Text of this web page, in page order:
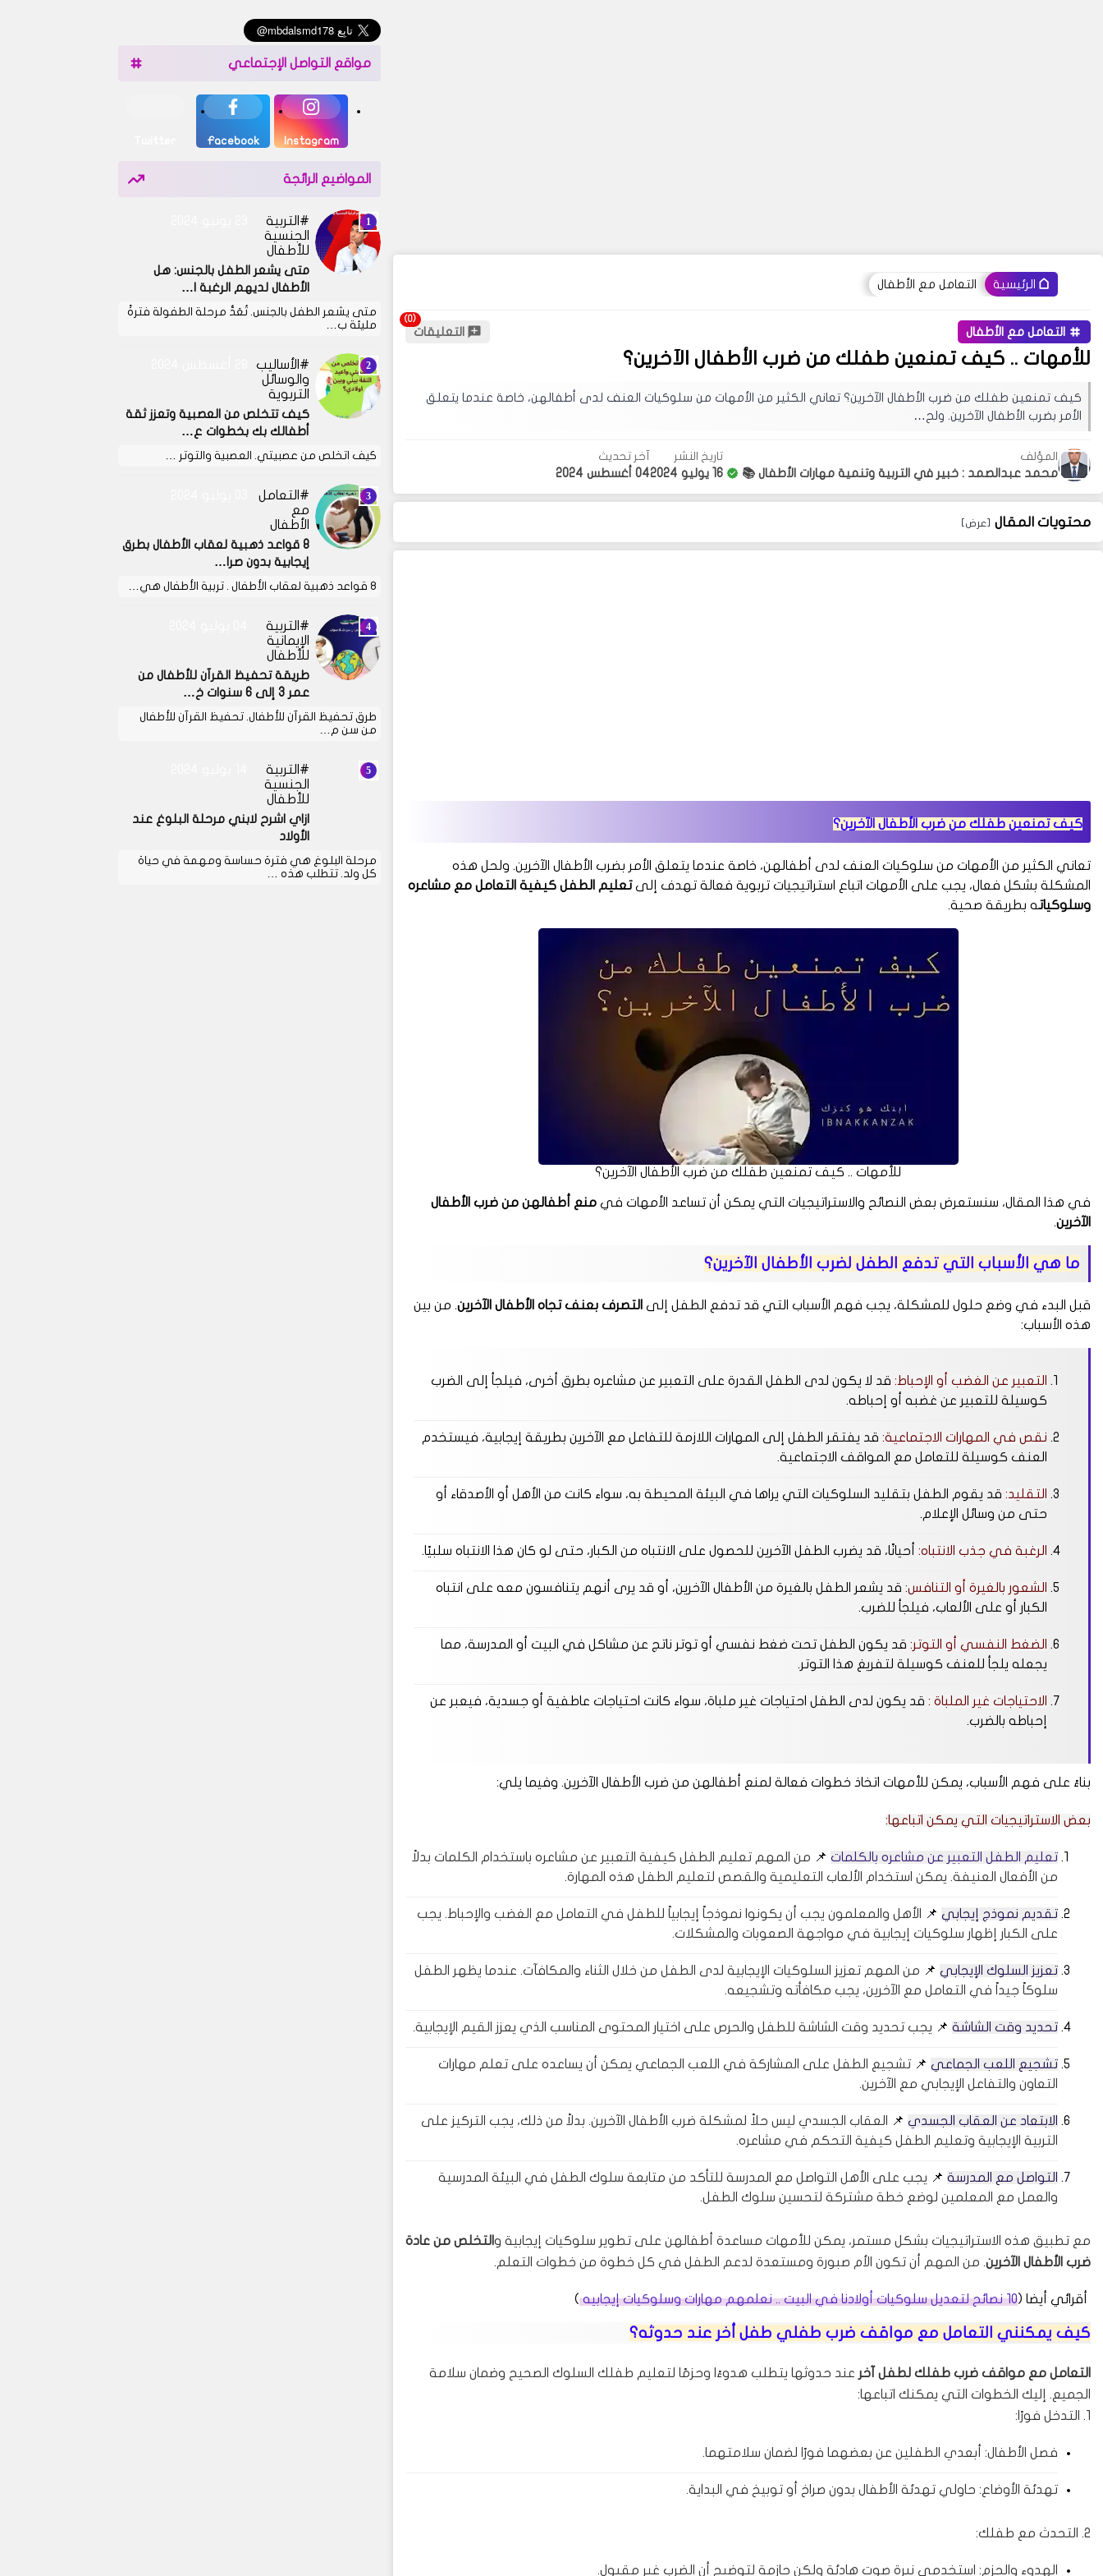
الرئيسية التعامل مع الأطفال
التعامل مع الأطفال التعليقات
للأمهات .. كيف تمنعين طفلك من ضرب الأطفال الآخرين؟
كيف تمنعين طفلك من ضرب الأطفال الآخرين؟ تعاني الكثير من الأمهات من سلوكيات العنف لدى أطفالهن، خاصة عندما يتعلق
الأمر بضرب الأطفال الآخرين. ولح…
المؤلف
محمد عبدالصمد : خبير في التربية وتنمية مهارات الأطفال 📚
تاريخ النشر
16 يوليو 2024
آخر تحديث
04 أغسطس 2024
محتويات المقال
كيف تمنعين طفلك من ضرب الأطفال الآخرين؟
تعاني الكثير من الأمهات من سلوكيات العنف لدى أطفالهن، خاصة عندما يتعلق الأمر بضرب الأطفال الآخرين. ولحل هذه
المشكلة بشكل فعال، يجب على الأمهات اتباع استراتيجيات تربوية فعالة تهدف إلىتعليم الطفل كيفية التعامل مع مشاعره
وسلوكياته بطريقة صحية.
للأمهات .. كيف تمنعين طفلك من ضرب الأطفال الآخرين؟
في هذا المقال، سنستعرض بعض النصائح والاستراتيجيات التي يمكن أن تساعد الأمهات في منع أطفالهن من ضرب الأطفال
الآخرين.
ما هي الأسباب التي تدفع الطفل لضرب الأطفال الآخرين؟
قبل البدء في وضع حلول للمشكلة، يجب فهم الأسباب التي قد تدفع الطفل إلى التصرف بعنف تجاه الأطفال الآخرين. من بين
هذه الأسباب:
التعبير عن الغضب أو الإحباط: قد لا يكون لدى الطفل القدرة على التعبير عن مشاعره بطرق أخرى، فيلجأ إلى الضرب
كوسيلة للتعبير عن غضبه أو إحباطه.
نقص في المهارات الاجتماعية: قد يفتقر الطفل إلى المهارات اللازمة للتفاعل مع الآخرين بطريقة إيجابية، فيستخدم
العنف كوسيلة للتعامل مع المواقف الاجتماعية.
التقليد: قد يقوم الطفل بتقليد السلوكيات التي يراها في البيئة المحيطة به، سواء كانت من الأهل أو الأصدقاء أو
حتى من وسائل الإعلام.
الرغبة في جذب الانتباه: أحيانًا، قد يضرب الطفل الآخرين للحصول على الانتباه من الكبار، حتى لو كان هذا الانتباه سلبيًا.
الشعور بالغيرة أو التنافس: قد يشعر الطفل بالغيرة من الأطفال الآخرين، أو قد يرى أنهم يتنافسون معه على انتباه
الكبار أو على الألعاب، فيلجأ للضرب.
الضغط النفسي أو التوتر: قد يكون الطفل تحت ضغط نفسي أو توتر ناتج عن مشاكل في البيت أو المدرسة، مما
يجعله يلجأ للعنف كوسيلة لتفريغ هذا التوتر.
الاحتياجات غير الملباة : قد يكون لدى الطفل احتياجات غير ملباة، سواء كانت احتياجات عاطفية أو جسدية، فيعبر عن
إحباطه بالضرب.
بناءً على فهم الأسباب، يمكن للأمهات اتخاذ خطوات فعالة لمنع أطفالهن من ضرب الأطفال الآخرين. وفيما يلي:
بعض الاستراتيجيات التي يمكن اتباعها:
تعليم الطفل التعبير عن مشاعره بالكلمات 📌 من المهم تعليم الطفل كيفية التعبير عن مشاعره باستخدام الكلمات بدلاً
من الأفعال العنيفة. يمكن استخدام الألعاب التعليمية والقصص لتعليم الطفل هذه المهارة.
تقديم نموذج إيجابي 📌
الأهل والمعلمون يجب أن يكونوا نموذجاً إيجابياً للطفل في التعامل مع الغضب والإحباط. يجب
على الكبار إظهار سلوكيات إيجابية في مواجهة الصعوبات والمشكلات.
تعزيز السلوك الإيجابي 📌 من المهم تعزيز السلوكيات الإيجابية لدى الطفل من خلال الثناء والمكافآت. عندما يظهر الطفل
سلوكاً جيداً في التعامل مع الآخرين، يجب مكافأته وتشجيعه.
تحديد وقت الشاشة 📌 يجب تحديد وقت الشاشة للطفل والحرص على اختيار المحتوى المناسب الذي يعزز القيم الإيجابية.
تشجيع اللعب الجماعي 📌 تشجيع الطفل على المشاركة في اللعب الجماعي يمكن أن يساعده على تعلم مهارات
التعاون والتفاعل الإيجابي مع الآخرين.
الابتعاد عن العقاب الجسدي 📌
العقاب الجسدي ليس حلاً لمشكلة ضرب الأطفال الآخرين. بدلاً من ذلك، يجب التركيز على
التربية الإيجابية وتعليم الطفل كيفية التحكم في مشاعره.
التواصل مع المدرسة 📌 يجب على الأهل التواصل مع المدرسة للتأكد من متابعة سلوك الطفل في البيئة المدرسية
والعمل مع المعلمين لوضع خطة مشتركة لتحسين سلوك الطفل.
مع تطبيق هذه الاستراتيجيات بشكل مستمر، يمكن للأمهات مساعدة أطفالهن على تطوير سلوكيات إيجابية والتخلص من عادة
ضرب الأطفال الآخرين. من المهم أن تكون الأم صبورة ومستعدة لدعم الطفل في كل خطوة من خطوات التعلم.
أقرائي أيضا (10 نصائح لتعديل سلوكيات أولادنا في البيت .. نعلمهم مهارات وسلوكيات إيجابيه )
كيف يمكنني التعامل مع مواقف ضرب طفلي طفل أخر عند حدوثه؟
التعامل مع مواقف ضرب طفلك لطفل آخر عند حدوثها يتطلب هدوءًا وحزمًا لتعليم طفلك السلوك الصحيح وضمان سلامة
الجميع. إليك الخطوات التي يمكنك اتباعها:
1. التدخل فورًا:
فصل الأطفال: أبعدي الطفلين عن بعضهما فورًا لضمان سلامتهما.
تهدئة الأوضاع: حاولي تهدئة الأطفال بدون صراخ أو توبيخ في البداية.
2. التحدث مع طفلك:
الهدوء والحزم: استخدمي نبرة صوت هادئة ولكن حازمة لتوضيح أن الضرب غير مقبول.
مواقع التواصل الإجتماعي
Instagram
Facebook
المواضيع الرائجة
التربية
الجنسية
للأطفال
متى يشعر الطفل بالجنس: هل
الأطفال لديهم الرغبة ا…
متى يشعر الطفل بالجنس. تُعَدُّ مرحلة الطفولة فترةً
مليئة ب…
الأساليب
والوسائل
التربوية
كيف تتخلص من العصبية وتعزز ثقة
أطفالك بك بخطوات ع…
كيف اتخلص من عصبيتي. العصبية والتوتر …
التعامل
مع
الأطفال
8 قواعد ذهبية لعقاب الأطفال بطرق
إيجابية بدون صرا…
8 قواعد ذهبية لعقاب الأطفال . تربية الأطفال هي…
التربية
الإيمانية
للأطفال
طريقة تحفيظ القرآن للأطفال من
عمر 3 إلى 6 سنوات خ…
طرق تحفيظ القرآن للأطفال. تحفيظ القرآن للأطفال
من سن م…
التربية
الجنسية
للأطفال
ازاي اشرح لابني مرحلة البلوغ عند
الأولاد
مرحلة البلوغ هي فترة حساسة ومهمة في حياة
كل ولد. تتطلب هذه …